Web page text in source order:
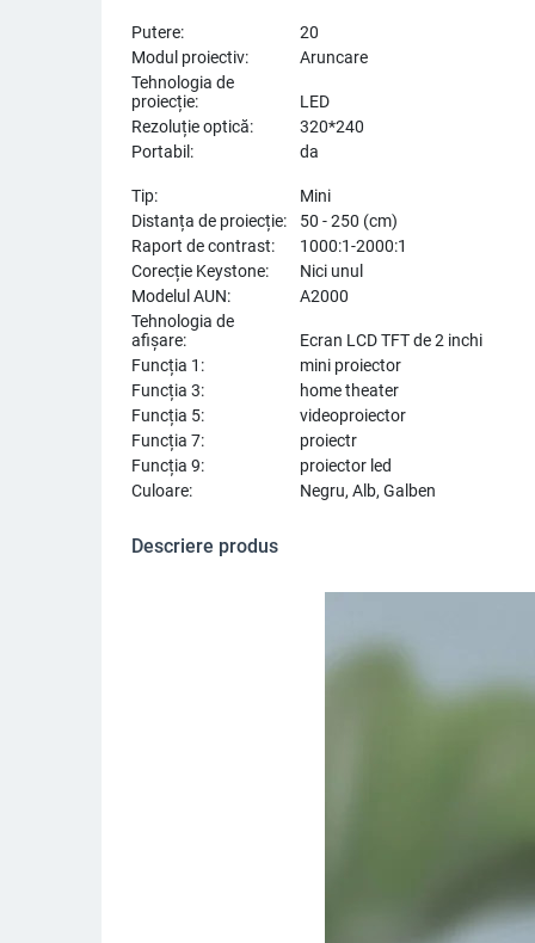
Putere:
20
Modul proiectiv:
Aruncare
Tehnologia de
proiecție:
LED
Rezoluție optică:
320*240
Portabil:
da
Tip:
Mini
Distanța de proiecție:
50 - 250 (cm)
Raport de contrast:
1000:1-2000:1
Corecție Keystone:
Nici unul
Modelul AUN:
A2000
Tehnologia de
afișare:
Ecran LCD TFT de 2 inchi
Funcția 1:
mini proiector
Funcția 3:
home theater
Funcția 5:
videoproiector
Funcția 7:
proiectr
Funcția 9:
proiector led
Culoare:
Negru, Alb, Galben
Descriere produs